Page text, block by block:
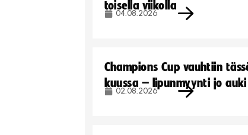
toisella viikolla
04.08.2026
Champions Cup vauhtiin
kuussa – lipunmyynti jo auki
02.08.2026